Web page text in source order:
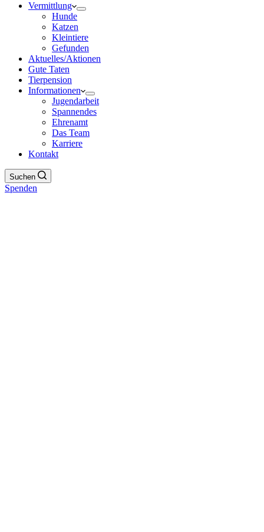
Vermittlung
Hunde
Katzen
Kleintiere
Gefunden
Aktuelles/Aktionen
Gute Taten
Tierpension
Informationen
Jugendarbeit
Spannendes
Ehrenamt
Das Team
Karriere
Kontakt
Suchen
Spenden